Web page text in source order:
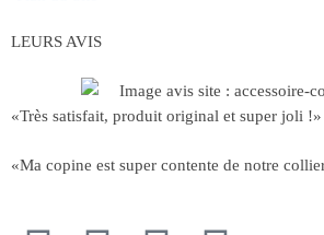
LEURS AVIS
«Très satisfait, produit original et super joli !»
«Ma copine est super contente de notre